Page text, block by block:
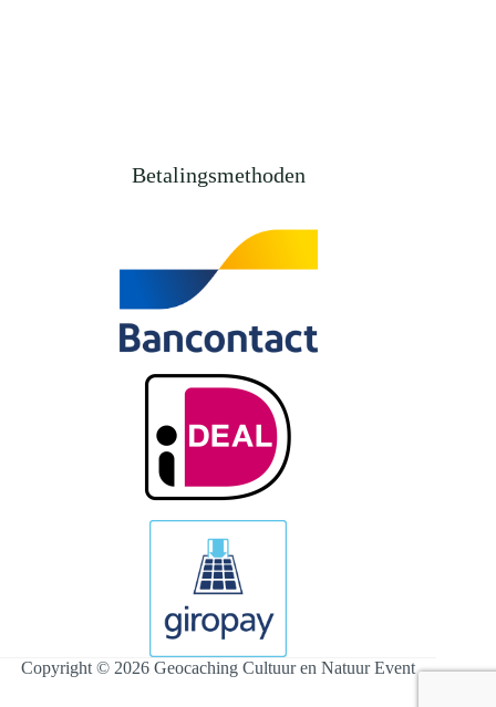
Betalingsmethoden
Copyright © 2026 Geocaching Cultuur en Natuur Event